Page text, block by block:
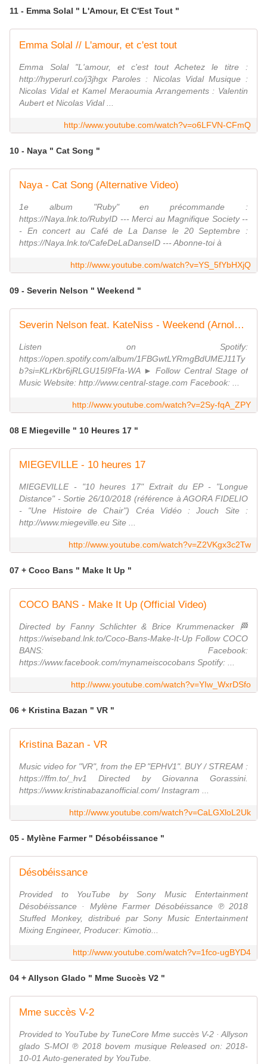
11 - Emma Solal " L'Amour, Et C'Est Tout "
Emma Solal // L'amour, et c'est tout
Emma Solal "L'amour, et c'est tout Achetez le titre :
http://hyperurl.co/j3jhgx Paroles : Nicolas Vidal Musique :
Nicolas Vidal et Kamel Meraoumia Arrangements : Valentin
Aubert et Nicolas Vidal ...
http://www.youtube.com/watch?v=o6LFVN-CFmQ
10 - Naya " Cat Song "
Naya - Cat Song (Alternative Video)
1e album "Ruby" en précommande :
https://Naya.lnk.to/RubyID --- Merci au Magnifique Society --
- En concert au Café de La Danse le 20 Septembre :
https://Naya.lnk.to/CafeDeLaDanseID --- Abonne-toi à
http://www.youtube.com/watch?v=YS_5fYbHXjQ
09 - Severin Nelson " Weekend "
Severin Nelson feat. KateNiss - Weekend (Arnold Palmer Remix) // GROOVE GOLD //
Listen on Spotify:
https://open.spotify.com/album/1FBGwtLYRmgBdUMEJ11Ty
b?si=KLrKbr6jRLGU15I9Ffa-WA ► Follow Central Stage of
Music Website: http://www.central-stage.com Facebook: ...
http://www.youtube.com/watch?v=2Sy-fqA_ZPY
08 E Miegeville " 10 Heures 17 "
MIEGEVILLE - 10 heures 17
MIEGEVILLE - "10 heures 17" Extrait du EP - "Longue
Distance" - Sortie 26/10/2018 (référence à AGORA FIDELIO
- "Une Histoire de Chair") Créa Vidéo : Jouch Site :
http://www.miegeville.eu Site ...
http://www.youtube.com/watch?v=Z2VKgx3c2Tw
07 + Coco Bans " Make It Up "
COCO BANS - Make It Up (Official Video)
Directed by Fanny Schlichter & Brice Krummenacker 🏁
https://wiseband.lnk.to/Coco-Bans-Make-It-Up Follow COCO
BANS: Facebook:
https://www.facebook.com/mynameiscocobans Spotify: ...
http://www.youtube.com/watch?v=YIw_WxrDSfo
06 + Kristina Bazan " VR "
Kristina Bazan - VR
Music video for "VR", from the EP "EPHV1". BUY / STREAM :
https://ffm.to/_hv1 Directed by Giovanna Gorassini.
https://www.kristinabazanofficial.com/ Instagram ...
http://www.youtube.com/watch?v=CaLGXloL2Uk
05 - Mylène Farmer " Désobéissance "
Désobéissance
Provided to YouTube by Sony Music Entertainment
Désobéissance · Mylène Farmer Désobéissance ℗ 2018
Stuffed Monkey, distribué par Sony Music Entertainment
Mixing Engineer, Producer: Kimotio...
http://www.youtube.com/watch?v=1fco-ugBYD4
04 + Allyson Glado " Mme Succès V2 "
Mme succès V-2
Provided to YouTube by TuneCore Mme succès V-2 · Allyson
glado S-MOI ℗ 2018 bovem musique Released on: 2018-
10-01 Auto-generated by YouTube.